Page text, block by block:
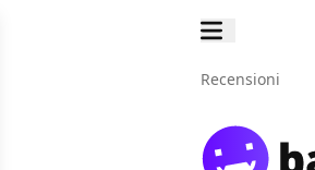
Recensioni